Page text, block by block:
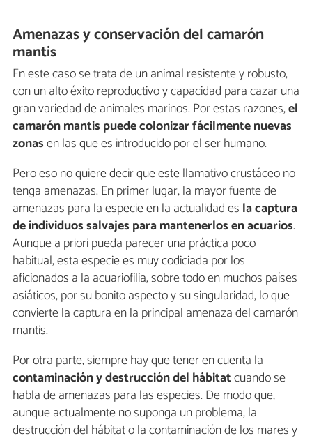
Amenazas y conservación del camarón
mantis
En este caso se trata de un animal resistente y robusto,
con un alto éxito reproductivo y capacidad para cazar una
gran variedad de animales marinos. Por estas razones,el
camarón mantis puede colonizar fácilmente nuevas
zonasen las que es introducido por el ser humano.
Pero eso no quiere decir que este llamativo crustáceo no
tenga amenazas. En primer lugar, la mayor fuente de
amenazas para la especie en la actualidad es la captura
de individuos salvajes para mantenerlos en acuarios.
Aunque a priori pueda parecer una práctica poco
habitual, esta especie es muy codiciada por los
aficionados a la acuariofilia, sobre todo en muchos países
asiáticos, por su bonito aspecto y su singularidad, lo que
convierte la captura en la principal amenaza del camarón
mantis.
Por otra parte, siempre hay que tener en cuenta la
contaminación y destrucción del hábitatcuando se
habla de amenazas para las especies. De modo que,
aunque actualmente no suponga un problema, la
destrucción del hábitat o la contaminación de los mares y